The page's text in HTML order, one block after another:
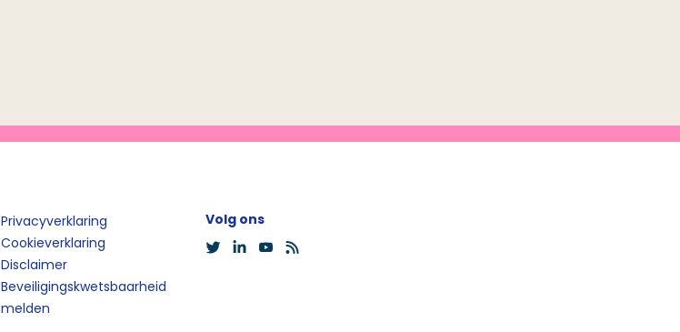
Privacyverklaring
Cookieverklaring
Disclaimer
Beveiligingskwetsbaarheid
melden
Volg ons